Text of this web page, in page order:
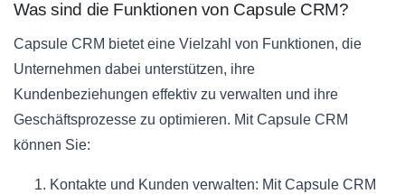
Was sind die Funktionen von Capsule CRM?
Capsule CRM bietet eine Vielzahl von Funktionen, die
Unternehmen dabei unterstützen, ihre
Kundenbeziehungen effektiv zu verwalten und ihre
Geschäftsprozesse zu optimieren. Mit Capsule CRM
können Sie:
Kontakte und Kunden verwalten: Mit Capsule CRM